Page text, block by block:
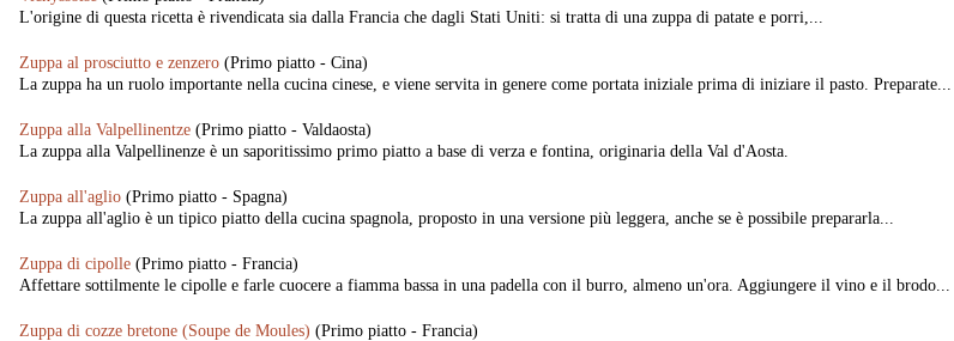
L'origine di questa ricetta è rivendicata sia dalla Francia che dagli Stati Uniti: si tratta di una zuppa di patate e porri,...
Zuppa al prosciutto e zenzero (Primo piatto - Cina)
La zuppa ha un ruolo importante nella cucina cinese, e viene servita in genere come portata iniziale prima di iniziare il pasto. Preparate...
Zuppa alla Valpellinentze (Primo piatto - Valdaosta)
La zuppa alla Valpellinenze è un saporitissimo primo piatto a base di verza e fontina, originaria della Val d'Aosta.
Zuppa all'aglio (Primo piatto - Spagna)
La zuppa all'aglio è un tipico piatto della cucina spagnola, proposto in una versione più leggera, anche se è possibile prepararla...
Zuppa di cipolle (Primo piatto - Francia)
Affettare sottilmente le cipolle e farle cuocere a fiamma bassa in una padella con il burro, almeno un'ora. Aggiungere il vino e il brodo...
Zuppa di cozze bretone (Soupe de Moules) (Primo piatto - Francia)